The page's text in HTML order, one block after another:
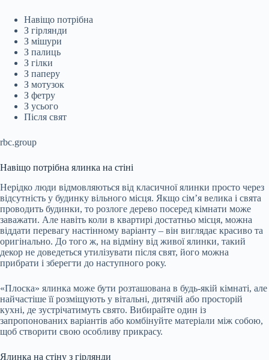
Навіщо потрібна
З гірлянди
З мішури
З палиць
З гілки
З паперу
З мотузок
З фетру
З усього
Після свят
rbc.group
Навіщо потрібна ялинка на стіні
Нерідко люди відмовляються від класичної ялинки просто через
відсутність у будинку вільного місця. Якщо сім’я велика і свята
проводить будинки, то розлоге дерево посеред кімнати може
заважати. Але навіть коли в квартирі достатньо місця, можна
віддати перевагу настінному варіанту – він виглядає красиво та
оригінально. До того ж, на відміну від живої ялинки, такий
декор не доведеться утилізувати після свят, його можна
прибрати і зберегти до наступного року.
«Плоска» ялинка може бути розташована в будь-якій кімнаті, але
найчастіше її розміщують у вітальні, дитячій або просторій
кухні, де зустрічатимуть свято. Вибирайте один із
запропонованих варіантів або комбінуйте матеріали між собою,
щоб створити свою особливу прикрасу.
Ялинка на стіну з гірлянди